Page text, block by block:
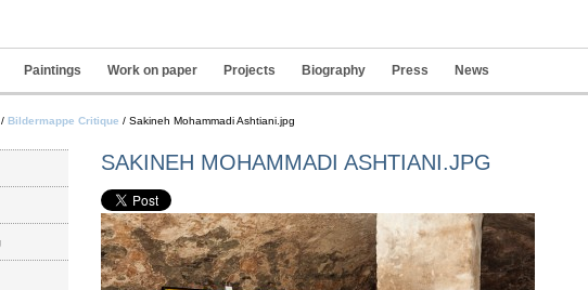
Paintings Work on paper Projects Biography Press News
/ Bildermappe Critique / Sakineh Mohammadi Ashtiani.jpg
SAKINEH MOHAMMADI ASHTIANI.JPG